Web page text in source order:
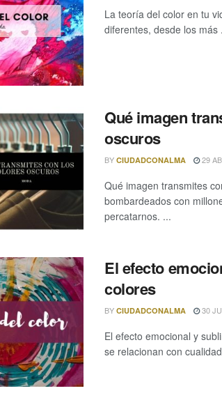
La teoría del color en tu
diferentes, desde los más
Qué imagen
oscuros
BY CIUDADCONALMA 29
Qué imagen transmites
bombardeados con
percatarnos. ...
El efecto
colores
BY CIUDADCONALMA 30
El efecto emocional y
se relacionan con